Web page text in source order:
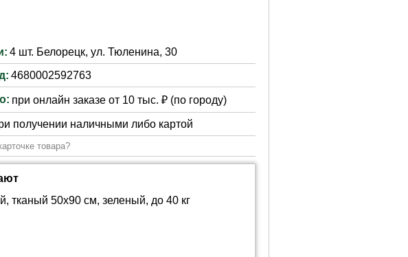
4 шт. Белорецк, ул. Тюленина, 30
4680002592763
при онлайн заказе от 10 тыс. ₽ (по городу)
получении наличными либо картой
товара?
тканый 50х90 см, зеленый, до 40 кг